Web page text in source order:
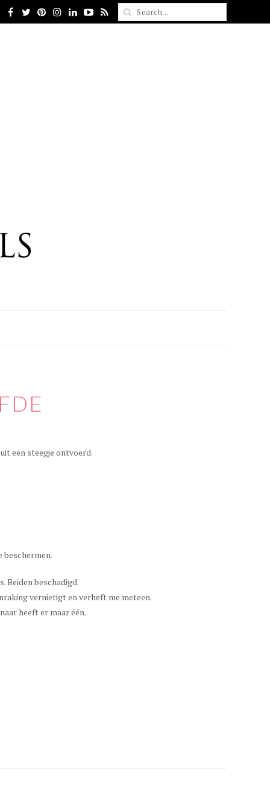
een steegje ontvoerd.
beschermen.
Beiden beschadigd.
vernietigt en verheft me meteen.
heeft er maar één.